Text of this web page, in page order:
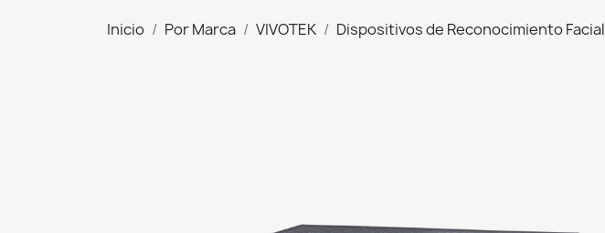
Inicio Por Marca VIVOTEK Dispositivos de Reconocimiento Facial